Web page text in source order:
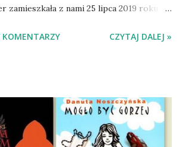
zamieszkała z nami 25 lipca 2019 roku.
na wizytę zapoznawczą, a kilka
przeczytacie TUTAJ i TUTAJ . Gdy już
w codzienności z psem, a Amber - z
się pomysł na wspólny jesienny
KOMENTARZY CZYTAJ DALEJ »